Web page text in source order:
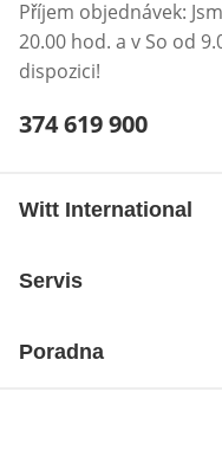
Příjem objednávek:
20.00 hod. a v So od
dispozici!
Telefonní číslo:
374 619 900
Witt International
Servis
Poradna